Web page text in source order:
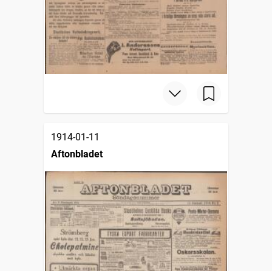
1914-01-11
Aftonbladet